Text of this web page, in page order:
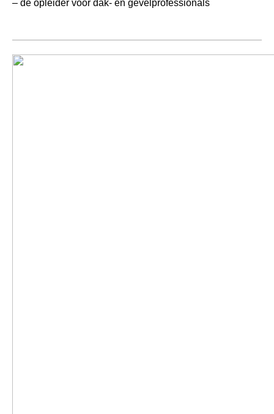
– dé opleider voor dak- en gevelprofessionals